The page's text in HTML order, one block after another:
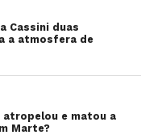
Cassini duas
a atmosfera de
atropelou e matou a
Marte?